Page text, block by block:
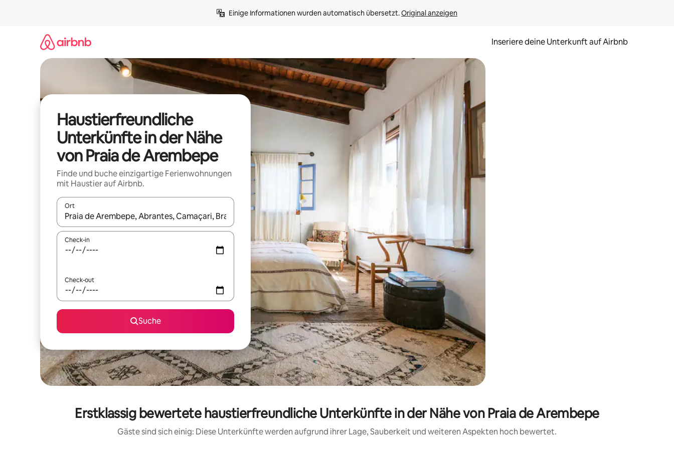
Einige Informationen wurden automatisch übersetzt. Original anzeigen
Inseriere deine Unterkunft auf Airbnb
Haustierfreundliche
Unterkünfte in der Nähe
von Praia de Arembepe
Finde und buche einzigartige Ferienwohnungen
mit Haustier auf Airbnb.
Ort
Wenn Ergebnisse verfügbar sind, navigiere mit den Pfeiltasten nach oben und unten oder erkunde die Ergebnisse durch Berühren oder Wischgesten.
Check-in
Check-out
Suche
Erstklassig bewertete haustierfreundliche Unterkünfte in der Nähe von Praia de Arembepe
Gäste sind sich einig: Diese Unterkünfte werden aufgrund ihrer Lage, Sauberkeit und weiteren Aspekten hoch bewertet.